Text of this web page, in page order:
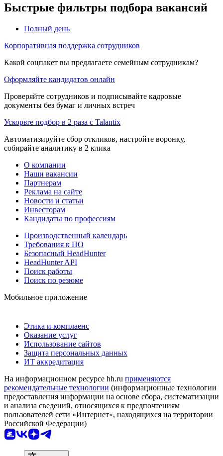
Быстрые фильтры подбора вакансий
Полный день
Корпоративная поддержка сотрудников
Какой соцпакет вы предлагаете семейным сотрудникам?
Оформляйте кандидатов онлайн
Проверяйте сотрудников и подписывайте кадровые
документы без бумаг и личных встреч
Ускорьте подбор в 2 раза с Talantix
Автоматизируйте сбор откликов, настройте воронку,
собирайте аналитику в 2 клика
О компании
Наши вакансии
Партнерам
Реклама на сайте
Новости и статьи
Инвесторам
Кандидаты по профессиям
Производственный календарь
Требования к ПО
Безопасный HeadHunter
HeadHunter API
Поиск работы
Поиск по резюме
Мобильное приложение
Этика и комплаенс
Оказание услуг
Использование сайтов
Защита персональных данных
ИТ аккредитация
На информационном ресурсе hh.ru применяются
рекомендательные технологии (информационные технологии
предоставления информации на основе сбора, систематизации
и анализа сведений, относящихся к предпочтениям
пользователей сети «Интернет», находящихся на территории
Российской Федерации)